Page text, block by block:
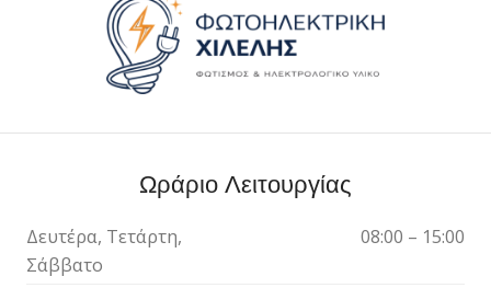
Ωράριο Λειτουργίας
Δευτέρα, Τετάρτη,
Σάββατο
08:00 – 15:00